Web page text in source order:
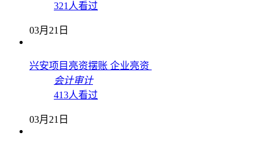
321人看过
03月21日
兴安项目亮资摆账 企业亮资
会计审计
413人看过
03月21日